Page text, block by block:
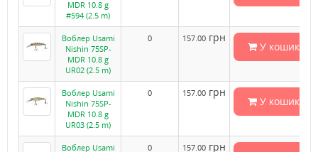
MDR 10.8 g
#594 (2.5 m)
Воблер Usami
Nishin 75SP-
MDR 10.8 g
UR02 (2.5 m)
0 157.00 грн
У кошик
Воблер Usami
Nishin 75SP-
MDR 10.8 g
UR03 (2.5 m)
0 157.00 грн
У кошик
Воблер Usami
0 157.00 грн